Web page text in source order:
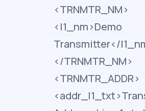
<TRNMTR_NM>
<l1_nm>Demo
Transmitter</
</TRNMTR_NM>
<TRNMTR_ADDR>